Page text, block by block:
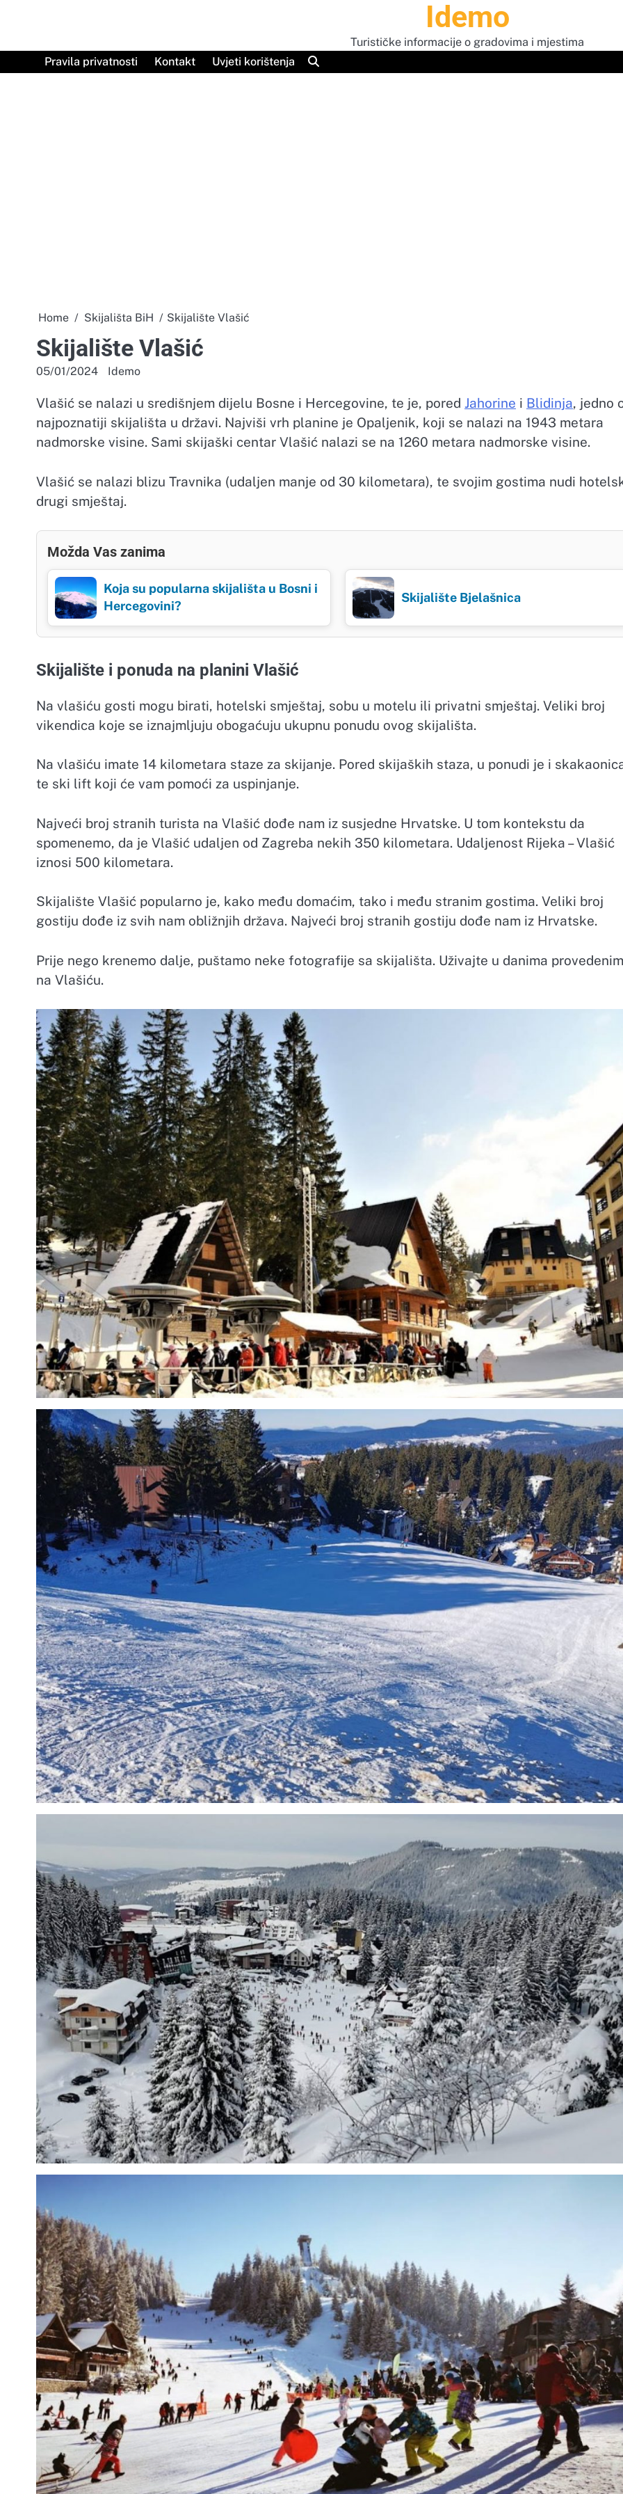
Idemo
Turističke informacije o gradovima i mjestima
Pravila privatnosti
Kontakt Uvjeti korištenja
Home Skijališta BiH Skijalište Vlašić
Skijalište Vlašić
05/01/2024 Idemo
Vlašić se nalazi u središnjem dijelu Bosne i Hercegovine, te je, pored Jahorine i Blidinja, jedno
najpoznatiji skijališta u državi. Najviši vrh planine je Opaljenik, koji se nalazi na 1943 metara
nadmorske visine. Sami skijaški centar Vlašić nalazi se na 1260 metara nadmorske visine.
Vlašić se nalazi blizu Travnika (udaljen manje od 30 kilometara), te svojim gostima nudi
drugi smještaj.
Možda Vas zanima
Koja su popularna skijališta u Bosni i
Hercegovini?
Skijalište Bjelašnica
Skijalište i ponuda na planini Vlašić
Na vlašiću gosti mogu birati, hotelski smještaj, sobu u motelu ili privatni smještaj. Veliki broj
vikendica koje se iznajmljuju obogaćuju ukupnu ponudu ovog skijališta.
Na vlašiću imate 14 kilometara staze za skijanje. Pored skijaških staza, u ponudi je i
te ski lift koji će vam pomoći za uspinjanje.
Najveći broj stranih turista na Vlašić dođe nam iz susjedne Hrvatske. U tom kontekstu da
spomenemo, da je Vlašić udaljen od Zagreba nekih 350 kilometara. Udaljenost Rijeka – Vlašić
iznosi 500 kilometara.
Skijalište Vlašić popularno je, kako među domaćim, tako i među stranim gostima. Veliki broj
gostiju dođe iz svih nam obližnjih država. Najveći broj stranih gostiju dođe nam iz Hrvatske.
Prije nego krenemo dalje, puštamo neke fotografije sa skijališta. Uživajte u danima provedenim
na Vlašiću.